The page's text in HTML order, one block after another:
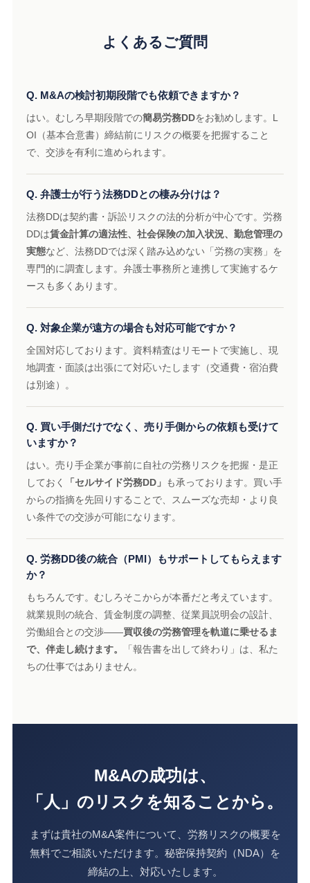
よくあるご質問
Q. M&Aの検討初期段階でも依頼できますか？
はい。むしろ早期段階での簡易労務DDをお勧めします。L
OI（基本合意書）締結前にリスクの概要を把握すること
で、交渉を有利に進められます。
Q. 弁護士が行う法務DDとの棲み分けは？
法務DDは契約書・訴訟リスクの法的分析が中心です。労務
DDは賃金計算の適法性、社会保険の加入状況、勤怠管理の
実態など、法務DDでは深く踏み込めない「労務の実務」を
専門的に調査します。弁護士事務所と連携して実施するケ
ースも多くあります。
Q. 対象企業が遠方の場合も対応可能ですか？
全国対応しております。資料精査はリモートで実施し、現
地調査・面談は出張にて対応いたします（交通費・宿泊費
は別途）。
Q. 買い手側だけでなく、売り手側からの依頼も受けて
いますか？
はい。売り手企業が事前に自社の労務リスクを把握・是正
しておく
「セルサイド労務DD」 も承っております。買い手
からの指摘を先回りすることで、スムーズな売却・より良
い条件での交渉が可能になります。
Q. 労務DD後の統合（PMI）もサポートしてもらえます
か？
もちろんです。むしろそこからが本番だと考えています。
就業規則の統合、賃金制度の調整、従業員説明会の設計、
労働組合との交渉——買収後の労務管理を軌道に乗せるま
で、伴走し続けます。
「報告書を出して終わり」は、私た
ちの仕事ではありません。
M&Aの成功は、
「人」のリスクを知ることから。
まずは貴社のM&A案件について、労務リスクの概要を
無料でご相談いただけます。秘密保持契約（NDA）を
締結の上、対応いたします。